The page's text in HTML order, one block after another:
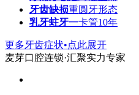
牙齿缺损重圆牙形态
乳牙蛀牙一卡管10年
更多牙齿症状•点此展开
麦芽口腔连锁·汇聚实力专家